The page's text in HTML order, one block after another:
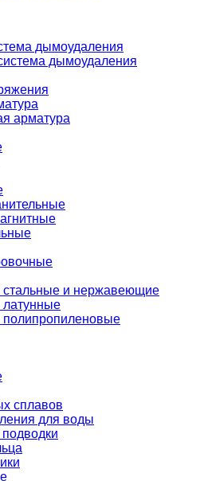
дымоудаления
дымоудаления
арматура
и нержавеющие
сплавов
для воды